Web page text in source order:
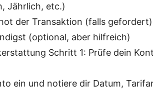
Jährlich, etc.)
der Transaktion (falls gefordert)
(optional, aber hilfreich)
Schritt 1: Prüfe dein
ein und notiere dir Datum,